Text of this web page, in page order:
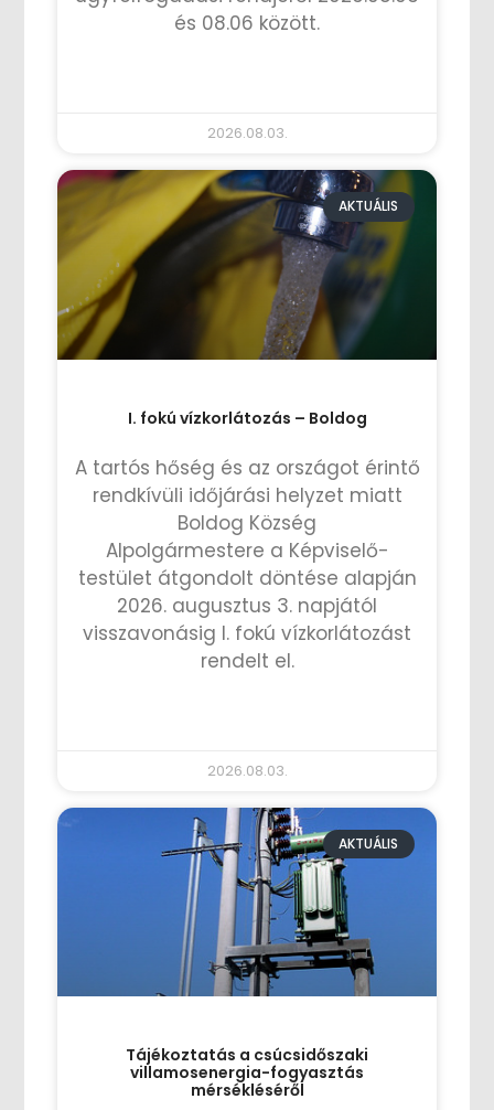
és 08.06 között.
2026.08.03.
AKTUÁLIS
I. fokú vízkorlátozás – Boldog
A tartós hőség és az országot érintő
rendkívüli időjárási helyzet miatt
Boldog Község
Alpolgármestere a Képviselő-
testület átgondolt döntése alapján
2026. augusztus 3. napjától
visszavonásig I. fokú vízkorlátozást
rendelt el.
2026.08.03.
AKTUÁLIS
Tájékoztatás a csúcsidőszaki
villamosenergia-fogyasztás
mérsékléséről